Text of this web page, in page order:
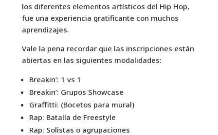
los diferentes elementos artísticos del Hip Hop,
fue una experiencia gratificante con muchos
aprendizajes.
Vale la pena recordar que las inscripciones están
abiertas en las siguientes modalidades:
Breakin’: 1 vs 1
Breakin’: Grupos Showcase
Graffitti: (Bocetos para mural)
Rap: Batalla de Freestyle
Rap: Solistas o agrupaciones